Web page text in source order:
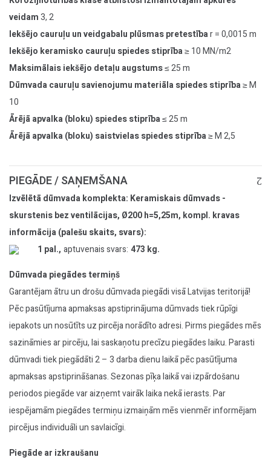
veidam3, 2
Iekšējo cauruļu un veidgabalu plūsmas pretestībar = 0,0015 m
Iekšējo keramisko cauruļu spiedes stiprība≥ 10 MN/m2
Maksimālais iekšējo detaļu augstums≤ 25 m
Dūmvada cauruļu savienojumu materiāla spiedes stiprība≥ M
10
Ārējā apvalka (bloku) spiedes stiprība≤ 25 m
Ārējā apvalka (bloku) saistvielas spiedes stiprība≥ M 2,5
PIEGĀDE / SAŅEMŠANA
Izvēlētā dūmvada komplekta: Keramiskais dūmvads -
skurstenis bez ventilācijas, Ø200 h=5,25m, kompl. kravas
informācija (palešu skaits, svars):
1 pal., aptuvenais svars: 473 kg.
Dūmvada piegādes termiņš
Garantējam ātru un drošu dūmvada piegādi visā Latvijas teritorijā!
Pēc pasūtījuma apmaksas apstiprinājuma dūmvads tiek rūpīgi
iepakots un nosūtīts uz pircēja norādīto adresi. Pirms piegādes mēs
sazināmies ar pircēju, lai saskaņotu precīzu piegādes laiku. Parasti
dūmvadi tiek piegādāti 2 – 3 darba dienu laikā pēc pasūtījuma
apmaksas apstiprināšanas. Sezonas pīķa laikā vai izpārdošanu
periodos piegāde var aizņemt vairāk laika nekā ierasts. Par
iespējamām piegādes termiņu izmaiņām mēs vienmēr informējam
pircējus individuāli un savlaicīgi.
Piegāde ar izkraušanu